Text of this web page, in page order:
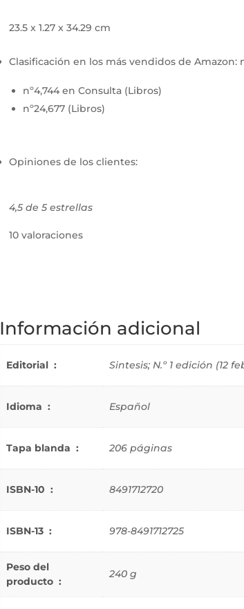
23.5 x 1.27 x 34.29 cm
Clasificación en los más vendidos de Amazon:
nº4,744 en Consulta (Libros)
nº24,677 (Libros)
Opiniones de los clientes:
4,5 de 5 estrellas
10 valoraciones
Información adicional
Editorial ‏ : ‎ Sintesis; N.º 1 edición (12
Idioma ‏ : ‎ Español
Tapa blanda ‏ : ‎ 206 páginas
ISBN-10 ‏ : ‎ 8491712720
ISBN-13 ‏ : ‎ 978-8491712725
Peso del
producto ‏ : ‎
240 g